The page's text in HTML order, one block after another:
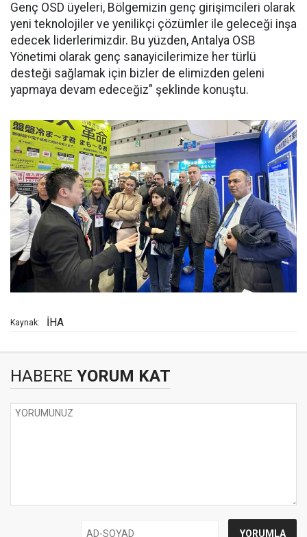
Genç OSD üyeleri, Bölgemizin genç girişimcileri olarak
yeni teknolojiler ve yenilikçi çözümler ile geleceği inşa
edecek liderlerimizdir. Bu yüzden, Antalya OSB
Yönetimi olarak genç sanayicilerimize her türlü
desteği sağlamak için bizler de elimizden geleni
yapmaya devam edeceğiz" şeklinde konuştu.
Kaynak: İHA
HABERE YORUM KAT